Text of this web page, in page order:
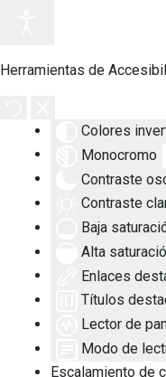
Herramientas de
Colores
Monocromo
Contraste
Contraste
Baja
Alta
Enlaces
Títulos
Lector de
Modo de
Escalamiento de